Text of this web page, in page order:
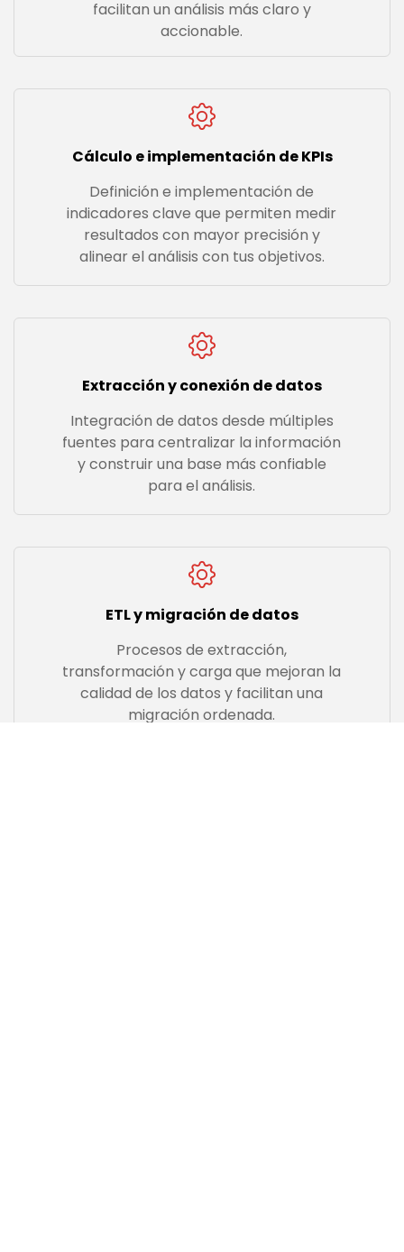
facilitan un análisis más claro y
accionable.
Cálculo e implementación de KPIs
Definición e implementación de
indicadores clave que permiten medir
resultados con mayor precisión y
alinear el análisis con tus objetivos.
Extracción y conexión de datos
Integración de datos desde múltiples
fuentes para centralizar la información
y construir una base más confiable
para el análisis.
ETL y migración de datos
Procesos de extracción,
transformación y carga que mejoran la
calidad de los datos y facilitan una
migración ordenada.